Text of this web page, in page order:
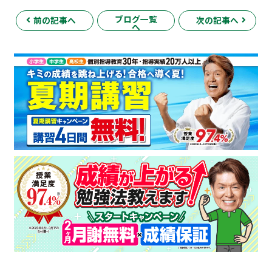
前の記事へ ブログ一覧
へ
次の記事へ